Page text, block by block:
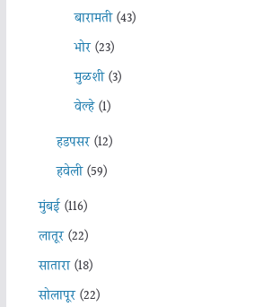
बारामती(43)
भोर(23)
मुळशी(3)
वेल्हे(1)
हडपसर(12)
हवेली(59)
मुंबई(116)
लातूर(22)
सातारा(18)
सोलापूर(22)